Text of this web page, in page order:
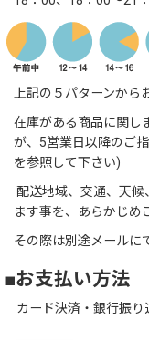
上記の５パターンから
在庫がある商品に関し
が、5営業日以降のご
を参照して下さい)
配送地域、交通、天
ます事を、あらかじめ
その際は別途メールに
■お支払い方法
カード決済・銀行振り